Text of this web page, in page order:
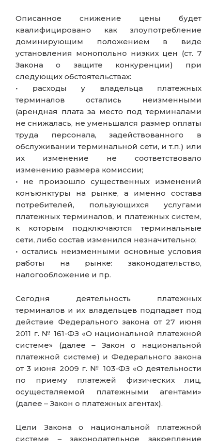
Описанное снижение цены будет
квалифицировано как злоупотребление
доминирующим положением в виде
установления монопольно низких цен (ст. 7
Закона о защите конкуренции) при
следующих обстоятельствах:
• расходы у владельца платежных
терминалов остались неизменными
(арендная плата за место под терминалами
не снижалась, не уменьшался размер оплаты
труда персонала, задействованного в
обслуживании терминальной сети, и т.п.) или
их изменение не соответствовало
изменению размера комиссии;
• не произошло существенных изменений
конъюнктуры на рынке, а именно состава
потребителей, пользующихся услугами
платежных терминалов, и платежных систем,
к которым подключаются терминальные
сети, либо состав изменился незначительно;
• остались неизменными основные условия
работы на рынке: законодательство,
налогообложение и пр.
Сегодня деятельность платежных
терминалов и их владельцев подпадает под
действие Федерального закона от 27 июня
2011 г. № 161-ФЗ «О национальной платежной
системе» (далее – Закон о национальной
платежной системе) и Федерального закона
от 3 июня 2009 г. № 103-ФЗ «О деятельности
по приему платежей физических лиц,
осуществляемой платежными агентами»
(далее – Закон о платежных агентах).
Цели Закона о национальной платежной
системе – законодательное закрепление